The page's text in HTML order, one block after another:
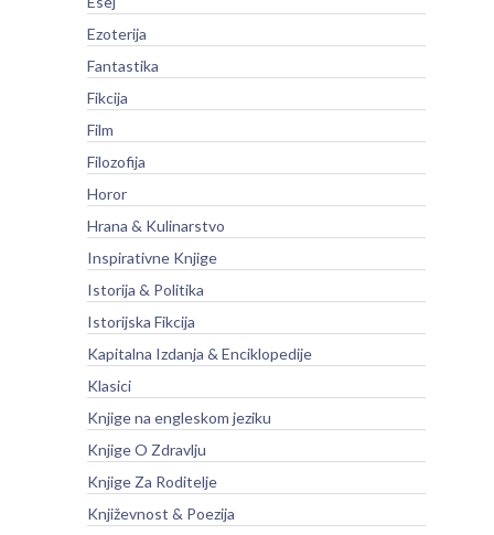
Ezoterija
Fantastika
Fikcija
Film
Filozofija
Horor
Hrana & Kulinarstvo
Inspirativne Knjige
Istorija & Politika
Istorijska Fikcija
Kapitalna Izdanja & Enciklopedije
Klasici
Knjige na engleskom jeziku
Knjige O Zdravlju
Knjige Za Roditelje
Književnost & Poezija